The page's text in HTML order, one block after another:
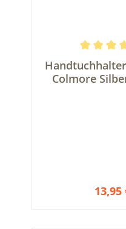
Colmore
13,95